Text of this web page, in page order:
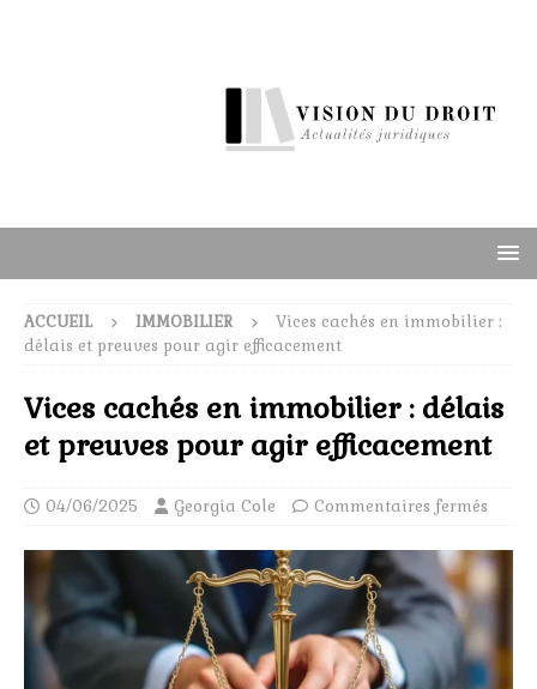
ACCUEIL IMMOBILIER
Vices cachés en immobilier :
délais et preuves pour agir efficacement
Vices cachés en immobilier : délais
et preuves pour agir efficacement
04/06/2025 Georgia Cole Commentaires fermés